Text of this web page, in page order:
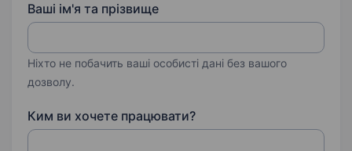
Ваші ім'я та прізвище
Ніхто не побачить ваші особисті дані без вашого
дозволу.
Ким ви хочете працювати?